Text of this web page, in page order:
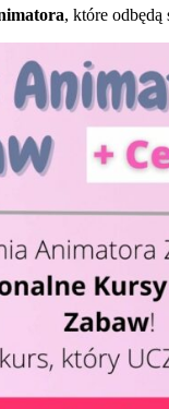
, które